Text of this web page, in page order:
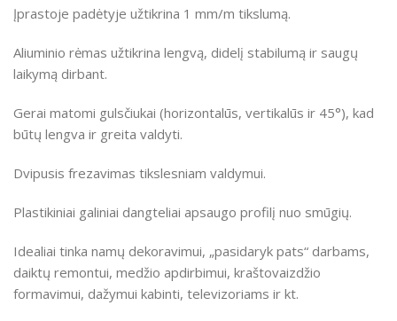
Įprastoje padėtyje užtikrina 1 mm/m tikslumą.
Aliuminio rėmas užtikrina lengvą, didelį stabilumą ir saugų
laikymą dirbant.
Gerai matomi gulsčiukai (horizontalūs, vertikalūs ir 45°), kad
būtų lengva ir greita valdyti.
Dvipusis frezavimas tikslesniam valdymui.
Plastikiniai galiniai dangteliai apsaugo profilį nuo smūgių.
Idealiai tinka namų dekoravimui, „pasidaryk pats“ darbams,
daiktų remontui, medžio apdirbimui, kraštovaizdžio
formavimui, dažymui kabinti, televizoriams ir kt.